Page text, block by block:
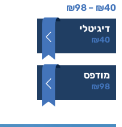
₪40
–
₪98
דיגיטלי
₪40
מודפס
₪98